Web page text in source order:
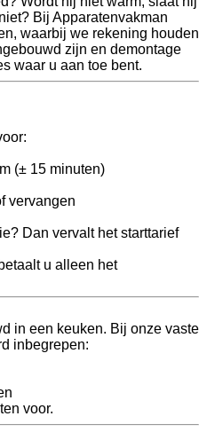
Bij Apparatenvakman
, waarbij we rekening houden
zijn en demontage
waar u aan toe bent.
(± 15 minuten)
vervangen
Dan vervalt het starttarief
u alleen het
in een keuken. Bij onze vaste
inbegrepen:
voor.